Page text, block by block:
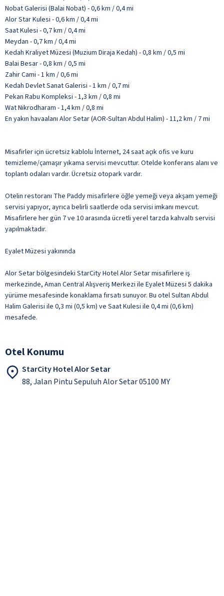
Nobat Galerisi (Balai Nobat) - 0,6 km / 0,4 mi
Alor Star Kulesi - 0,6 km / 0,4 mi
Saat Kulesi - 0,7 km / 0,4 mi
Meydan - 0,7 km / 0,4 mi
Kedah Kraliyet Müzesi (Muzium Diraja Kedah) - 0,8 km / 0,5 mi
Balai Besar - 0,8 km / 0,5 mi
Zahir Cami - 1 km / 0,6 mi
Kedah Devlet Sanat Galerisi - 1 km / 0,7 mi
Pekan Rabu Kompleksi - 1,3 km / 0,8 mi
Wat Nikrodharam - 1,4 km / 0,8 mi
En yakın havaalanı Alor Setar (AOR-Sultan Abdul Halim) - 11,2 km / 7 mi
Misafirler için ücretsiz kablolu İnternet, 24 saat açık ofis ve kuru
temizleme/çamaşır yıkama servisi mevcuttur. Otelde konferans alanı ve
toplantı odaları vardır. Ücretsiz otopark vardır.
Otelin restoranı The Paddy misafirlere öğle yemeği veya akşam yemeği
servisi yapıyor, ayrıca belirli saatlerde oda servisi imkanı mevcut.
Misafirlere her gün 7 ve 10 arasında ücretli yerel tarzda kahvaltı servisi
yapılmaktadır.
Eyalet Müzesi yakınında
Alor Setar bölgesindeki StarCity Hotel Alor Setar misafirlere iş
merkezinde, Aman Central Alışveriş Merkezi ile Eyalet Müzesi 5 dakika
yürüme mesafesinde konaklama fırsatı sunuyor. Bu otel Sultan Abdul
Halim Galerisi ile 0,3 mi (0,5 km) ve Saat Kulesi ile 0,4 mi (0,6 km)
mesafede.
Otel Konumu
StarCity Hotel Alor Setar
88, Jalan Pintu Sepuluh Alor Setar 05100 MY